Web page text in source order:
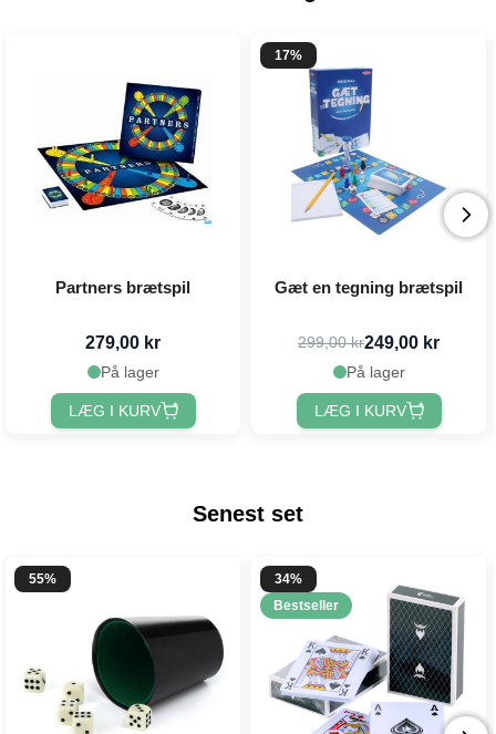
Partners brætspil
279,00 kr
På lager
LÆG I KURV
17%
Gæt en tegning brætspil
299,00 kr249,00 kr
På lager
LÆG I KURV
Senest set
55%
34%
Bestseller